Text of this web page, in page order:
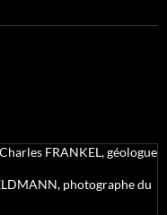
FRANKEL, géologue
photographe du